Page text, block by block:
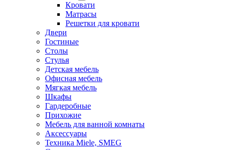
Кровати
Матрасы
Решетки для кровати
Двери
Гостиные
Столы
Стулья
Детская мебель
Офисная мебель
Мягкая мебель
Шкафы
Гардеробные
Прихожие
Мебель для ванной комнаты
Аксессуары
Техника Miele, SMEG